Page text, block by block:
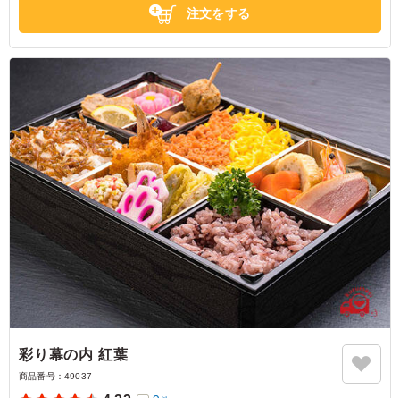
注文をする
彩り幕の内 紅葉
商品番号： 49037